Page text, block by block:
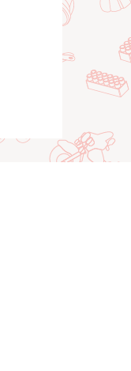
Артикул:
"Монстр
(со